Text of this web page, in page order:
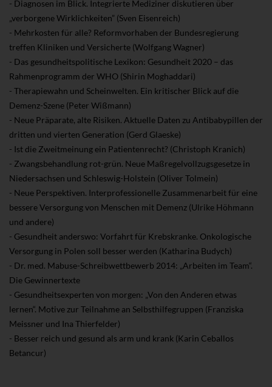
- Diagnosen im Blick. Integrierte Mediziner diskutieren über
„verborgene Wirklichkeiten” (Sven Eisenreich)
- Mehrkosten für alle? Reformvorhaben der Bundesregierung
treffen Kliniken und Versicherte (Wolfgang Wagner)
- Das gesundheitspolitische Lexikon: Gesundheit 2020 – das
Rahmenprogramm der WHO (Shirin Moghaddari)
- Therapiewahn und Scheinwelten. Ein kritischer Blick auf die
Demenz-Szene (Peter Wißmann)
- Neue Präparate, alte Risiken. Aktuelle Daten zu Antibabypillen der
dritten und vierten Generation (Gerd Glaeske)
- Ist die Zweitmeinung ein Patientenrecht? (Christoph Kranich)
- Zwangsbehandlung rot-grün. Neue Maßregelvollzugsgesetze in
Niedersachsen und Schleswig-Holstein (Oliver Tolmein)
- Neue Perspektiven. Interprofessionelle Zusammenarbeit für eine
bessere Versorgung von Menschen mit Demenz (Ulrike Höhmann
und andere)
- Gesundheit anderswo: Vorfahrt für Krebskranke. Onkologische
Versorgung in Polen soll besser werden (Katharina Budych)
- Dr. med. Mabuse-Schreibwettbewerb 2014: „Arbeiten im Team“.
Die Gewinnertexte
- Gesundheitsexperten von morgen: „Von den Anderen etwas
lernen“. Motive zur Teilnahme an Selbsthilfegruppen (Franziska
Meissner und Ina Thierfelder)
- Besser reich und gesund als arm und krank (Karin Ceballos
Betancur)